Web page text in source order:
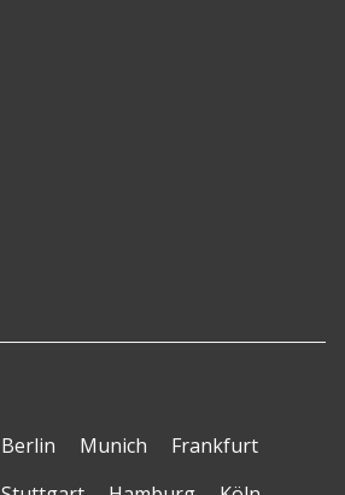
Berlin Munich
Frankfurt